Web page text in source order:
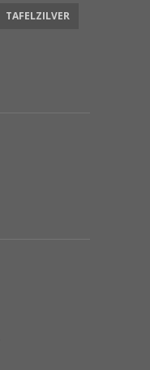
TAFELZILVER